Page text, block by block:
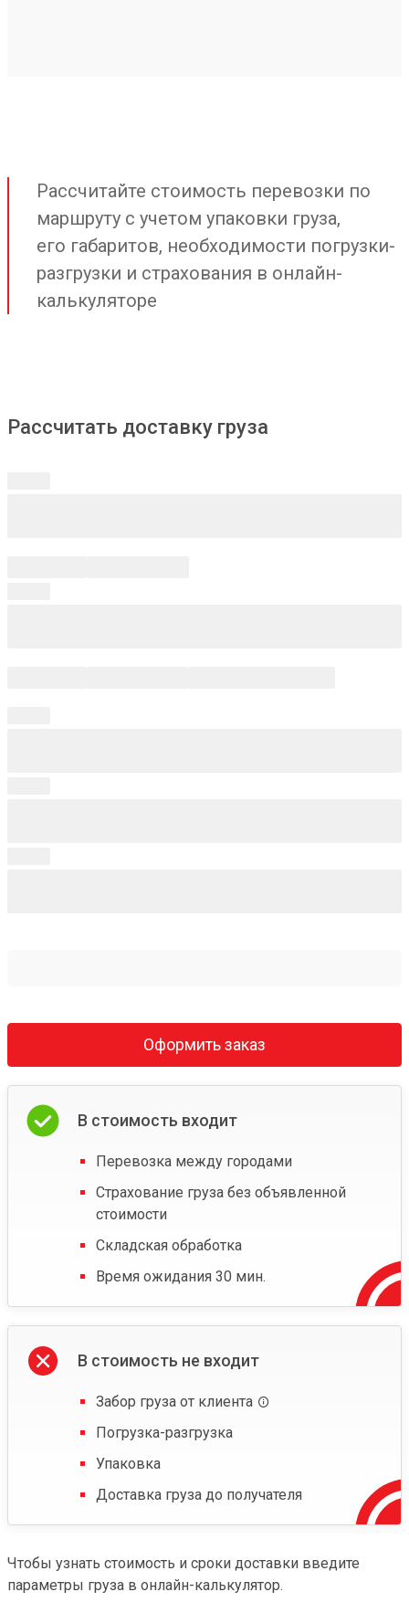
Рассчитайте стоимость перевозки по
маршруту с учетом упаковки груза,
его габаритов, необходимости погрузки-
разгрузки и страхования в онлайн-
калькуляторе
Рассчитать доставку груза
Оформить заказ
В стоимость входит
Перевозка между городами
Страхование груза без объявленной
стоимости
Складская обработка
Время ожидания 30 мин.
В стоимость не входит
Забор груза от клиента
Погрузка-разгрузка
Упаковка
Доставка груза до получателя
Чтобы узнать стоимость и сроки доставки введите
параметры груза в онлайн-калькулятор.